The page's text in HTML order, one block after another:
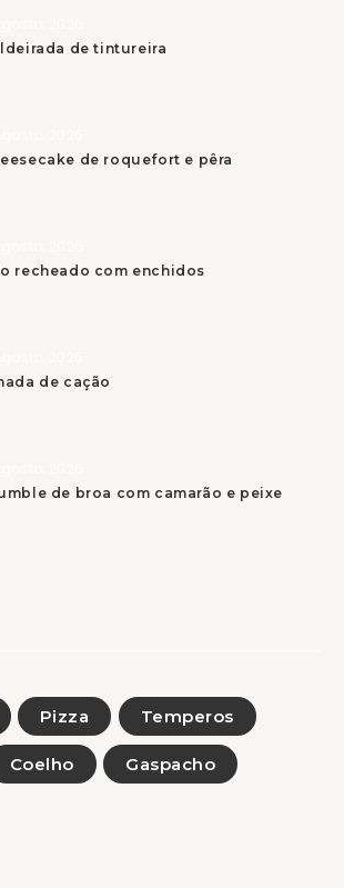
de tintureira
de roquefort e pêra
recheado com enchidos
de cação
de broa com camarão e peixe
Pizza Temperos
Coelho Gaspacho